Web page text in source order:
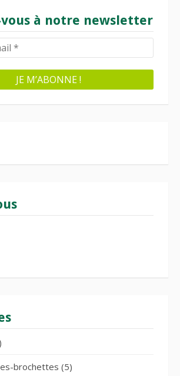
vous à notre newsletter
brochettes (5)